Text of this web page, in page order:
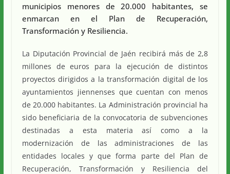
municipios menores de 20.000 habitantes, se
enmarcan en el Plan de Recuperación,
Transformación y Resiliencia.
La Diputación Provincial de Jaén recibirá más de 2,8
millones de euros para la ejecución de distintos
proyectos dirigidos a la transformación digital de los
ayuntamientos jiennenses que cuentan con menos
de 20.000 habitantes. La Administración provincial ha
sido beneficiaria de la convocatoria de subvenciones
destinadas a esta materia así como a la
modernización de las administraciones de las
entidades locales y que forma parte del Plan de
Recuperación, Transformación y Resiliencia del